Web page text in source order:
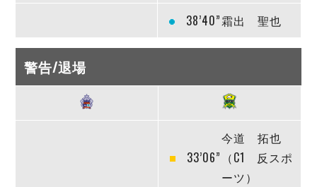
38’40”霜出 聖也
警告/退場
33’06”
今道 拓也
（C1 反スポ
ーツ）